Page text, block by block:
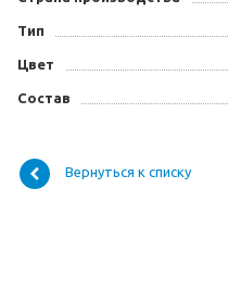
Тип
Цвет
Состав
Вернуться к списку